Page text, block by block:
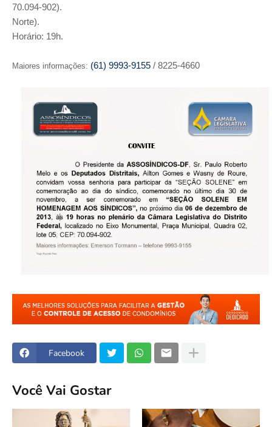
70.094-902).
Norte).
Horário: 19h.
Maiores informações: (61) 9993-9155 / 8225-4660
Facebook
Você Vai Gostar